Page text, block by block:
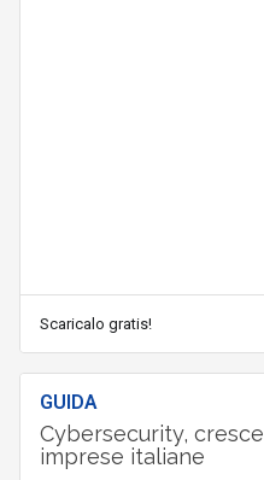
Scaricalo gratis!
GUIDA
Cybersecurity,
imprese italiane